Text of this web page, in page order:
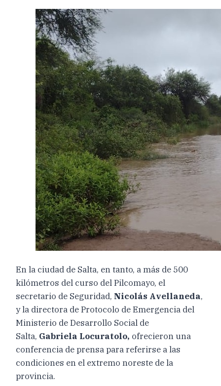
En la ciudad de Salta, en tanto, a más de 500
kilómetros del curso del Pilcomayo, el
secretario de Seguridad, Nicolás Avellaneda,
y la directora de Protocolo de Emergencia del
Ministerio de Desarrollo Social de
Salta, Gabriela Locuratolo, ofrecieron una
conferencia de prensa para referirse a las
condiciones en el extremo noreste de la
provincia.